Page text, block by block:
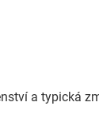
a typická